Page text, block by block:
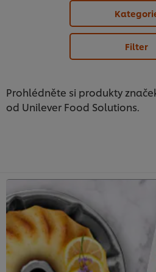
Filter
Prohlédněte si produkty
od Unilever Food Solutions.